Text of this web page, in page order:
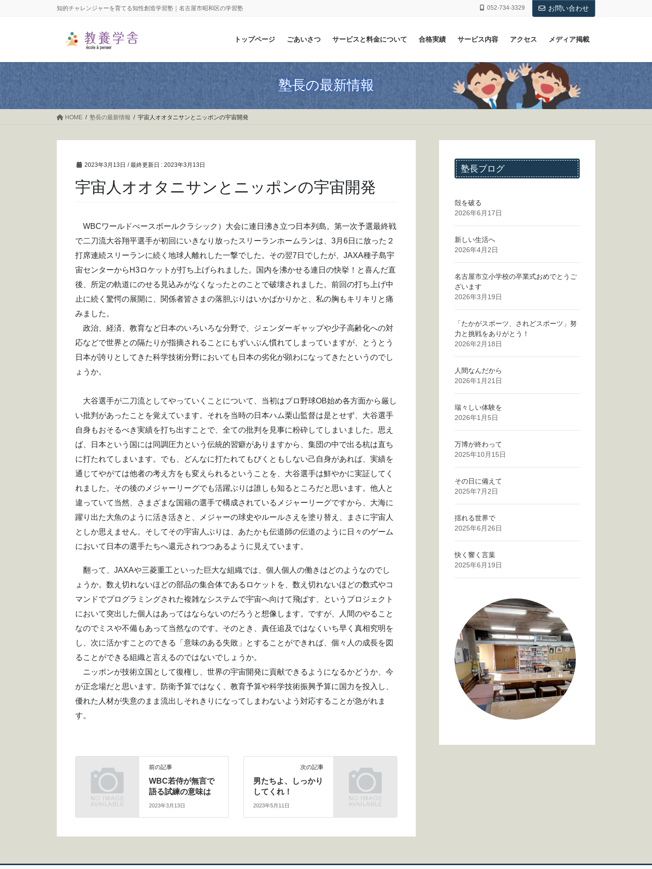
に
ョ
動
知的チャレンジャーを育てる知性創造学習塾｜名古屋市昭和区の学習塾 052-734-3329 お問い合わせ
トップページ ごあいさつ サービスと料金について 合格実績 サービス内容 アクセス メディア掲載
塾長の最新情報
HOME 塾長の最新情報 宇宙人オオタニサンとニッポンの宇宙開発
2023年3月13日 / 最終更新日 :2023年3月13日
宇宙人オオタニサンとニッポンの宇宙開発
WBCワールドべースボールクラシック）大会に連日沸き立つ日本列島。第一次予選最終戦
で二刀流大谷翔平選手が初回にいきなり放ったスリーランホームランは、3月6日に放った２
打席連続スリーランに続く地球人離れした一撃でした。その翌7日でしたが、JAXA種子島宇
宙センターからH3ロケットが打ち上げられました。国内を沸かせる連日の快挙！と喜んだ直
後、所定の軌道にのせる見込みがなくなったとのことで破壊されました。前回の打ち上げ中
止に続く驚愕の展開に、関係者皆さまの落胆ぶりはいかばかりかと、私の胸もキリキリと痛
みました。
政治、経済、教育など日本のいろいろな分野で、ジェンダーギャップや少子高齢化への対
応などで世界との隔たりが指摘されることにもずいぶん慣れてしまっていますが、とうとう
日本が誇りとしてきた科学技術分野においても日本の劣化が顕わになってきたというのでし
ょうか。
大谷選手が二刀流としてやっていくことについて、当初はプロ野球OB始め各方面から厳し
い批判があったことを覚えています。それを当時の日本ハム栗山監督は是とせず、大谷選手
自身もおそるべき実績を打ち出すことで、全ての批判を見事に粉砕してしまいました。思え
ば、日本という国には同調圧力という伝統的習癖がありますから、集団の中で出る杭は直ち
に打たれてしまいます。でも、どんなに打たれてもびくともしない己自身があれば、実績を
通じてやがては他者の考え方をも変えられるということを、大谷選手は鮮やかに実証してく
れました。その後のメジャーリーグでも活躍ぶりは誰しも知るところだと思います。他人と
違っていて当然、さまざまな国籍の選手で構成されているメジャーリーグですから、大海に
躍り出た大魚のように活き活きと、メジャーの球史やルールさえを塗り替え、まさに宇宙人
としか思えません。そしてその宇宙人ぶりは、あたかも伝道師の伝道のように日々のゲーム
において日本の選手たちへ還元されつつあるように見えています。
翻って、JAXAや三菱重工といった巨大な組織では、個人個人の働きはどのようなのでし
ょうか。数え切れないほどの部品の集合体であるロケットを、数え切れないほどの数式やコ
マンドでプログラミングされた複雑なシステムで宇宙へ向けて飛ばす、というプロジェクト
において突出した個人はあってはならないのだろうと想像します。ですが、人間のやること
なのでミスや不備もあって当然なのです。そのとき、責任追及ではなくいち早く真相究明を
し、次に活かすことのできる「意味のある失敗」とすることができれば、個々人の成長を図
ることができる組織と言えるのではないでしょうか。
ニッポンが技術立国として復権し、世界の宇宙開発に貢献できるようになるかどうか、今
が正念場だと思います。防衛予算ではなく、教育予算や科学技術振興予算に国力を投入し、
優れた人材が失意のまま流出しそれきりになってしまわないよう対応することが急がれま
す。
前の記事
WBC若侍が無言で
語る試練の意味は
2023年3月13日
次の記事
男たちよ、しっかり
してくれ！
2023年5月11日
塾長ブログ
殻を破る
2026年6月17日
新しい生活へ
2026年4月2日
名古屋市立小学校の卒業式おめでとうご
ざいます
2026年3月19日
「たかがスポーツ、されどスポーツ」努
力と挑戦をありがとう！
2026年2月18日
人間なんだから
2026年1月21日
瑞々しい体験を
2026年1月5日
万博が終わって
2025年10月15日
その日に備えて
2025年7月2日
揺れる世界で
2025年6月26日
快く響く言葉
2025年6月19日